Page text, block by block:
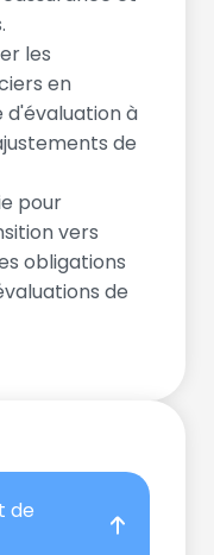
les
en
à
de
pour
vers
obligations
de
de